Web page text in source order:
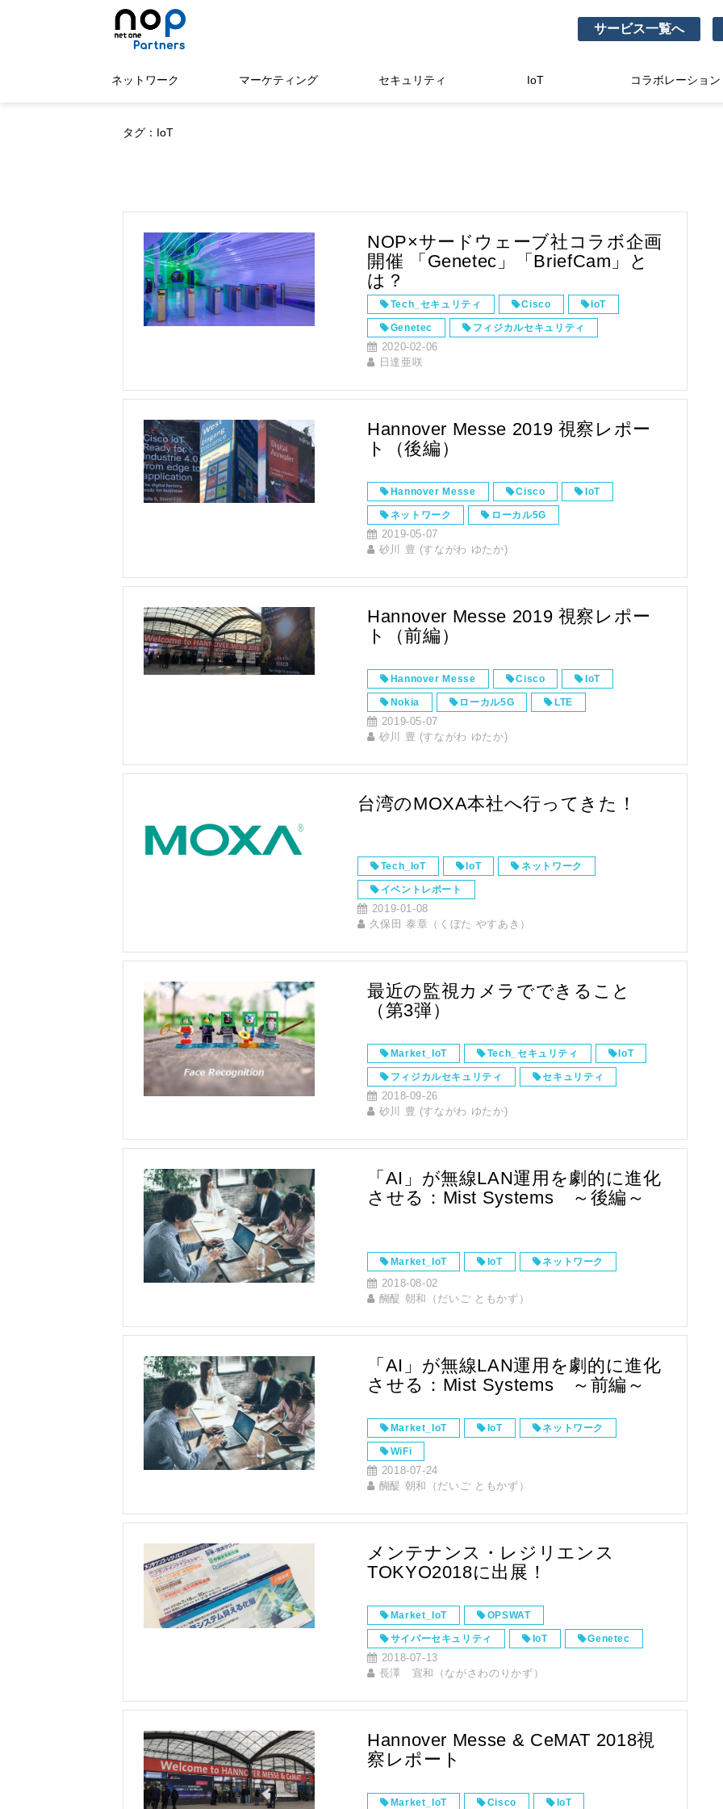
サービス一覧へ
ネットワーク マーケティング セキュリティ IoT コラボレーション
タグ：IoT
NOP×サードウェーブ社コラボ企画
開催 「Genetec」「BriefCam」と
は？
Tech_セキュリティ Cisco IoT
Genetec フィジカルセキュリティ
ネットワークカメラ
映像・画像解析
総合セキュリティプラットフォーム
2020-02-06
日達亜咲
Hannover Messe 2019 視察レポー
ト（後編）
Hannover Messe Cisco IoT
ネットワーク ローカル5G
イベントレポート
2019-05-07
砂川 豊 (すながわ ゆたか)
Hannover Messe 2019 視察レポー
ト（前編）
Hannover Messe Cisco IoT
Nokia ローカル5G LTE
イベントレポート
2019-05-07
砂川 豊 (すながわ ゆたか)
台湾のMOXA本社へ行ってきた！
Tech_IoT IoT ネットワーク
イベントレポート
2019-01-08
久保田 泰章（くぼた やすあき）
最近の監視カメラでできること
（第3弾）
Market_IoT Tech_セキュリティ IoT
フィジカルセキュリティ セキュリティ
映像・画像解析
2018-09-26
砂川 豊 (すながわ ゆたか)
「AI」が無線LAN運用を劇的に進化
させる：Mist Systems ～後編～
Market_IoT IoT ネットワーク
2018-08-02
醐醍 朝和（だいご ともかず）
「AI」が無線LAN運用を劇的に進化
させる：Mist Systems ～前編～
Market_IoT IoT ネットワーク
WiFi
2018-07-24
醐醍 朝和（だいご ともかず）
メンテナンス・レジリエンス
TOKYO2018に出展！
Market_IoT OPSWAT
サイバーセキュリティ IoT Genetec
無害化
総合セキュリティプラットフォーム
2018-07-13
長澤 宣和（ながさわのりかず）
Hannover Messe & CeMAT 2018視
察レポート
Market_IoT Cisco IoT